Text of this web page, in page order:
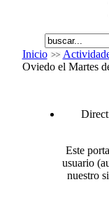
Inicio
Oviedo el Martes
Este
usuario
nuestro